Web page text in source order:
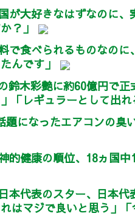
が大好きなはずなのに
？」
で食べられるものなの
んです」
鈴木彩艶に約60億円で
「レギュラーとして出
題になったエアコンの
的健康の順位、18ヵ国
本代表のスター、日本
はマジで良いと思う」